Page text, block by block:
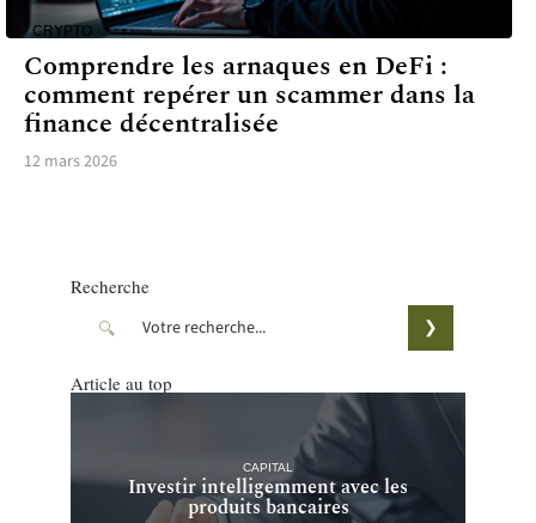
CRYPTO
Comprendre les arnaques en DeFi :
comment repérer un scammer dans la
finance décentralisée
12 mars 2026
Recherche
Article au top
CAPITAL
Investir intelligemment avec les
produits bancaires